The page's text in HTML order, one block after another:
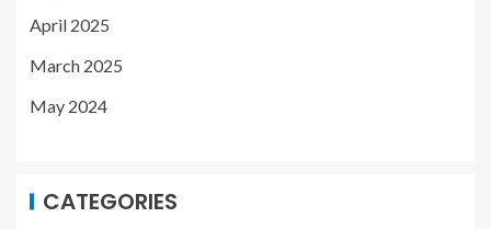
April 2025
March 2025
May 2024
CATEGORIES